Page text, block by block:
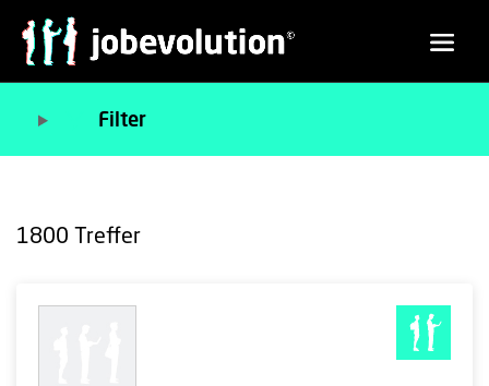
Filter
1800 Treffer